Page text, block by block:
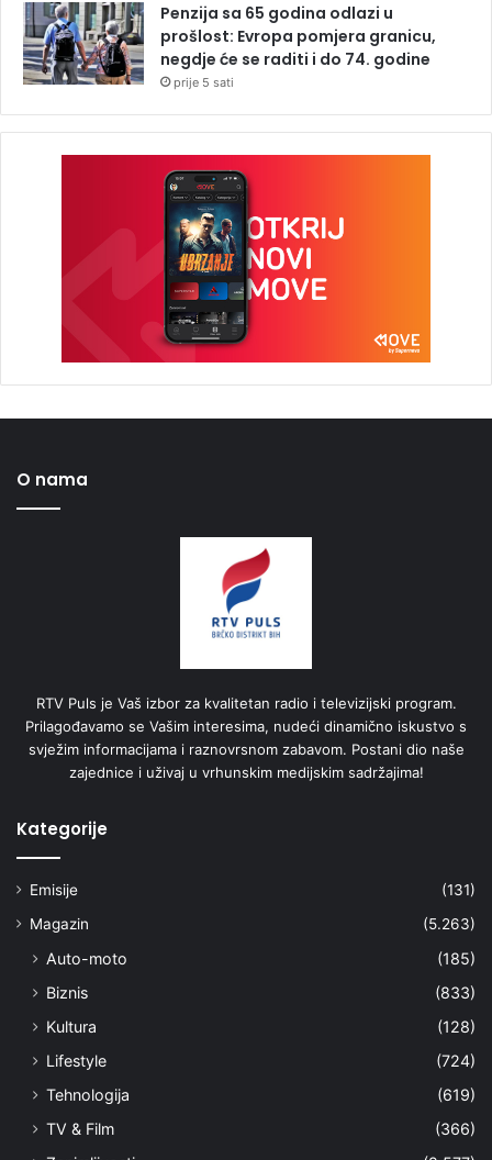
Penzija sa 65 godina odlazi u
prošlost: Evropa pomjera granicu,
negdje će se raditi i do 74. godine
prije 5 sati
O nama
RTV Puls je Vaš izbor za kvalitetan radio i televizijski program.
Prilagođavamo se Vašim interesima, nudeći dinamično iskustvo s
svježim informacijama i raznovrsnom zabavom. Postani dio naše
zajednice i uživaj u vrhunskim medijskim sadržajima!
Kategorije
Emisije
(131)
Magazin
(5.263)
Auto-moto
(185)
Biznis
(833)
Kultura
(128)
Lifestyle
(724)
Tehnologija
(619)
TV & Film
(366)